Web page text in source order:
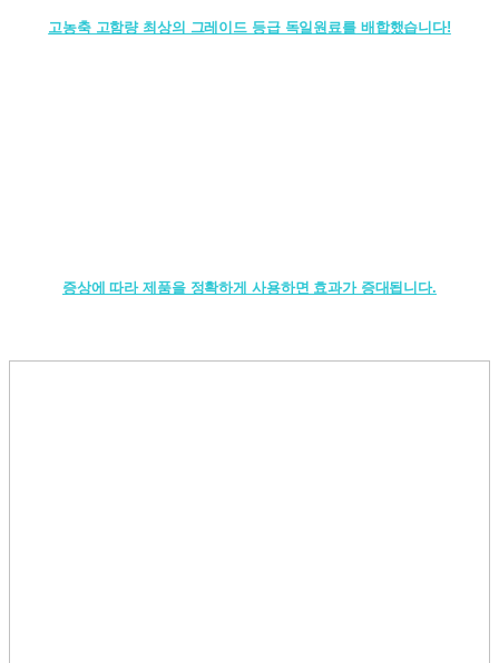
고농축 고함량 최상의 그레이드 등급 독일원료를 배합했습니다!
증상에 따라 제품을 정확하게 사용하면 효과가 증대됩니다.